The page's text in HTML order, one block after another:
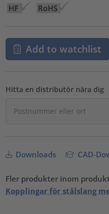
Add to watchlist
Hitta en distributör nära dig
Downloads CAD-
Fler produkter inom
Kopplingar för stålslang